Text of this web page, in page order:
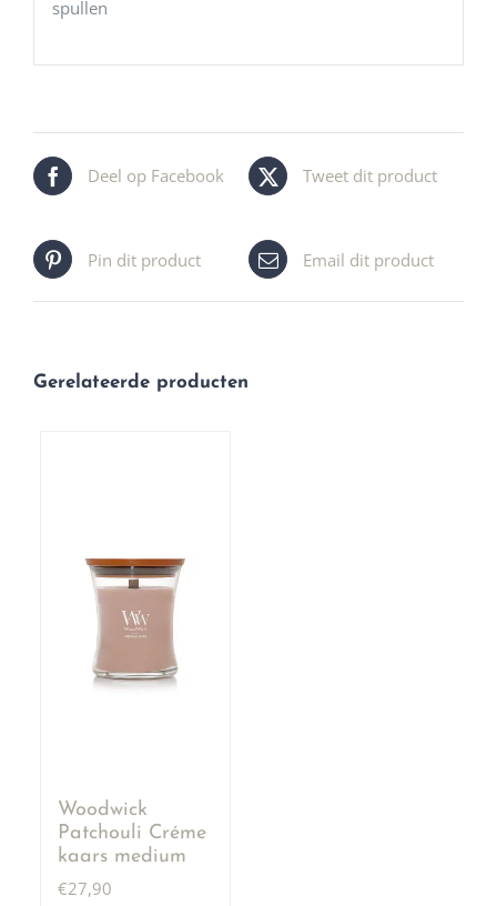
spullen
Deel op Facebook Tweet dit product
Pin dit product Email dit product
Gerelateerde producten
Woodwick
Patchouli Créme
kaars medium
€27,90